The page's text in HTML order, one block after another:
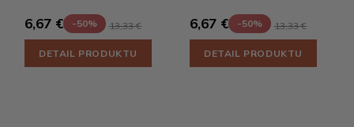
6,67 € -50% 13,33 €
DETAIL PRODUKTU
6,67 € -50% 13,33 €
DETAIL PRODUKTU